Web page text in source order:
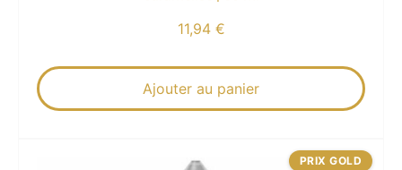
11,94 €
Ajouter au panier
PRIX GOLD